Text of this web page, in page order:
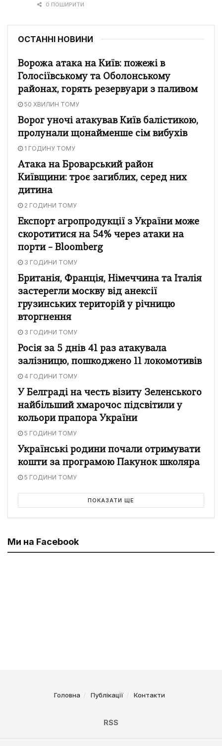
0 ПОШИРИТИ
ОСТАННІ НОВИНИ
Ворожа атака на Київ: пожежі в
Голосіївському та Оболонському
районах, горять резервуари з паливом
50 ХВИЛИН ТОМУ
Ворог уночі атакував Київ балістикою,
пролунали щонайменше сім вибухів
1 ГОДИНУ ТОМУ
Атака на Броварський район
Київщини: троє загиблих, серед них
дитина
2 ГОДИНИ ТОМУ
Експорт агропродукції з України може
скоротитися на 54% через атаки на
порти – Bloomberg
3 ГОДИНИ ТОМУ
Британія, Франція, Німеччина та Італія
застерегли москву від анексії
грузинських територій у річницю
вторгнення
3 ГОДИНИ ТОМУ
Росія за 5 днів 41 раз атакувала
залізницю, пошкоджено 11 локомотивів
4 ГОДИНИ ТОМУ
У Белграді на честь візиту Зеленського
найбільший хмарочос підсвітили у
кольори прапора України
5 ГОДИНИ ТОМУ
Українські родини почали отримувати
кошти за програмою Пакунок школяра
5 ГОДИНИ ТОМУ
ПОКАЗАТИ ЩЕ
Ми на Facebook
Головна Публікації Контакти
RSS